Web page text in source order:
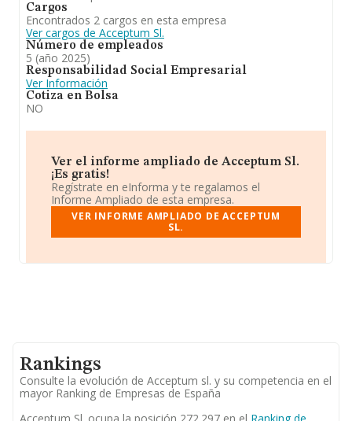
como todos a. En el ranking de provincia, ha
experimentado un retroceso.
Cargos
Encontrados 2 cargos en esta empresa
Ver cargos de Acceptum Sl.
Número de empleados
5 (año 2025)
Responsabilidad Social Empresarial
Ver Información
Cotiza en Bolsa
NO
Ver el informe ampliado de Acceptum Sl.
¡Es gratis!
Regístrate en eInforma y te regalamos el
Informe Ampliado de esta empresa.
VER INFORME AMPLIADO DE ACCEPTUM
SL.
Rankings
Consulte la evolución de Acceptum sl. y su competencia en el
mayor Ranking de Empresas de España